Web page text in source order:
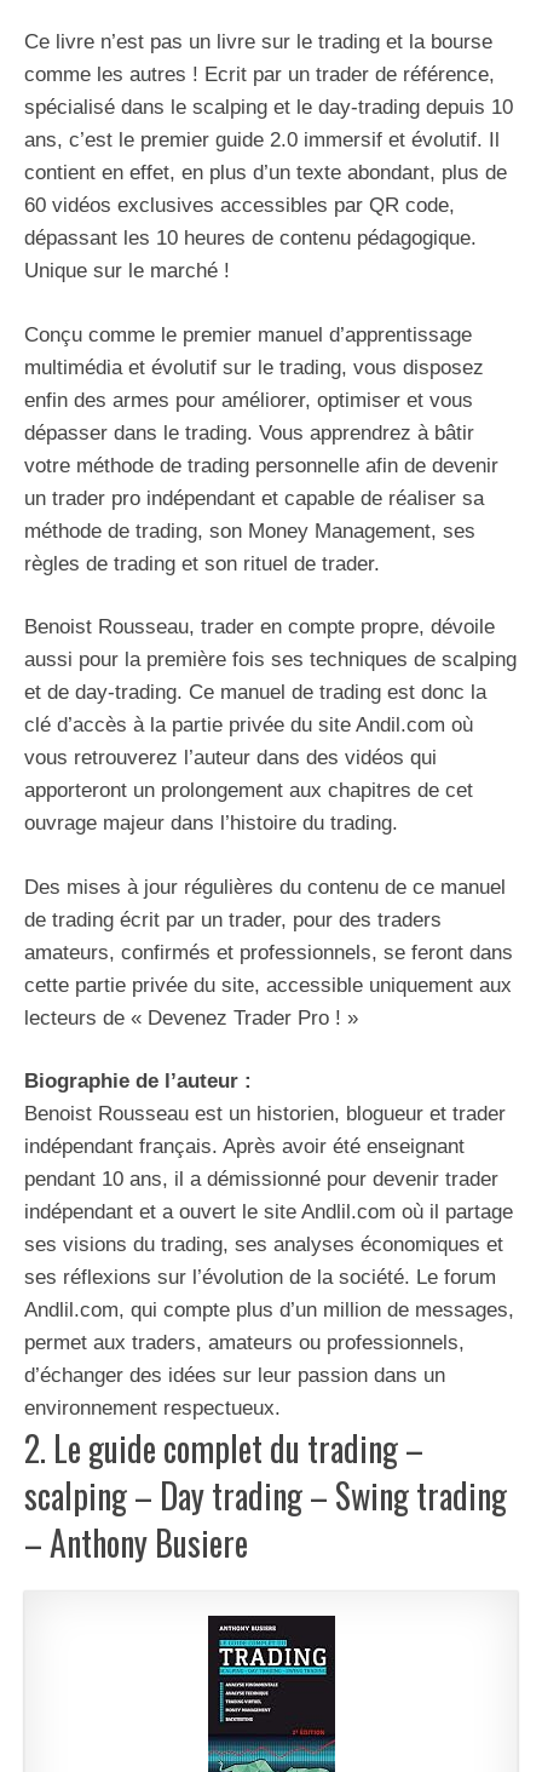
Ce livre n’est pas un livre sur le trading et la bourse
comme les autres ! Ecrit par un trader de référence,
spécialisé dans le scalping et le day-trading depuis 10
ans, c’est le premier guide 2.0 immersif et évolutif. Il
contient en effet, en plus d’un texte abondant, plus de
60 vidéos exclusives accessibles par QR code,
dépassant les 10 heures de contenu pédagogique.
Unique sur le marché !
Conçu comme le premier manuel d’apprentissage
multimédia et évolutif sur le trading, vous disposez
enfin des armes pour améliorer, optimiser et vous
dépasser dans le trading. Vous apprendrez à bâtir
votre méthode de trading personnelle afin de devenir
un trader pro indépendant et capable de réaliser sa
méthode de trading, son Money Management, ses
règles de trading et son rituel de trader.
Benoist Rousseau, trader en compte propre, dévoile
aussi pour la première fois ses techniques de scalping
et de day-trading. Ce manuel de trading est donc la
clé d’accès à la partie privée du site Andil.com où
vous retrouverez l’auteur dans des vidéos qui
apporteront un prolongement aux chapitres de cet
ouvrage majeur dans l’histoire du trading.
Des mises à jour régulières du contenu de ce manuel
de trading écrit par un trader, pour des traders
amateurs, confirmés et professionnels, se feront dans
cette partie privée du site, accessible uniquement aux
lecteurs de « Devenez Trader Pro ! »
Biographie de l’auteur :
Benoist Rousseau est un historien, blogueur et trader
indépendant français. Après avoir été enseignant
pendant 10 ans, il a démissionné pour devenir trader
indépendant et a ouvert le site Andlil.com où il partage
ses visions du trading, ses analyses économiques et
ses réflexions sur l’évolution de la société. Le forum
Andlil.com, qui compte plus d’un million de messages,
permet aux traders, amateurs ou professionnels,
d’échanger des idées sur leur passion dans un
environnement respectueux.
2. Le guide complet du trading –
scalping – Day trading – Swing trading
– Anthony Busiere